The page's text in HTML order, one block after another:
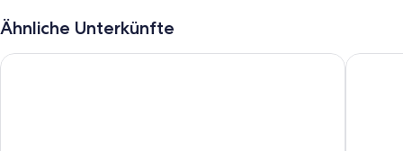
Extras:
Parken ohne Service (kostenlos)
Ähnliche Unterkünfte
Loxone Campus